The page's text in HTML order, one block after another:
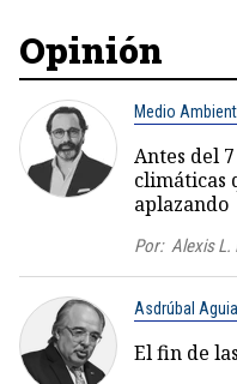
Opinión
Medio
Antes del
climáticas
aplazando
Por: Alexis L.
Asdrúbal
El fin de